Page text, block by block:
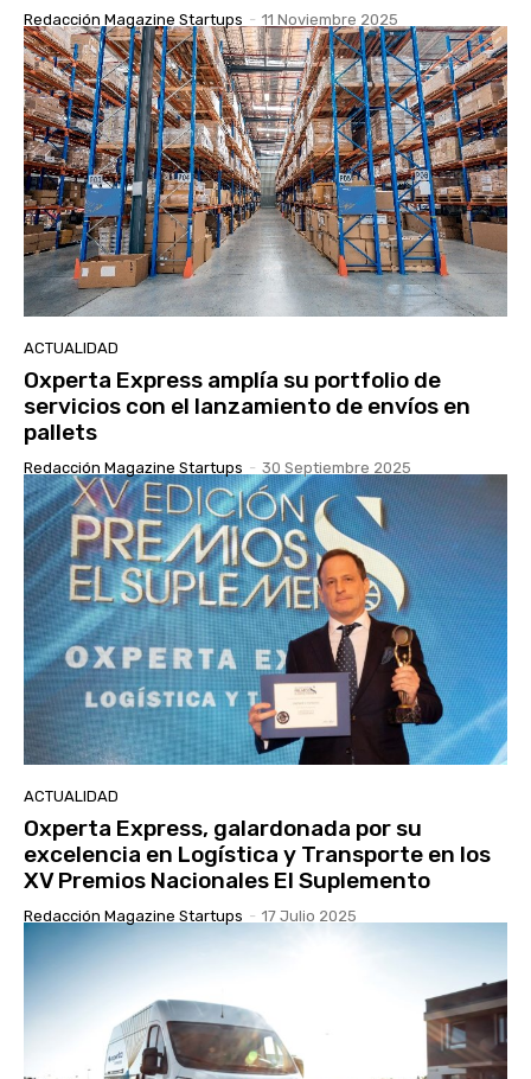
Redacción Magazine Startups - 11 Noviembre 2025
ACTUALIDAD
Oxperta Express amplía su portfolio de
servicios con el lanzamiento de envíos en
pallets
Redacción Magazine Startups - 30 Septiembre 2025
ACTUALIDAD
Oxperta Express, galardonada por su
excelencia en Logística y Transporte en los
XV Premios Nacionales El Suplemento
Redacción Magazine Startups - 17 Julio 2025